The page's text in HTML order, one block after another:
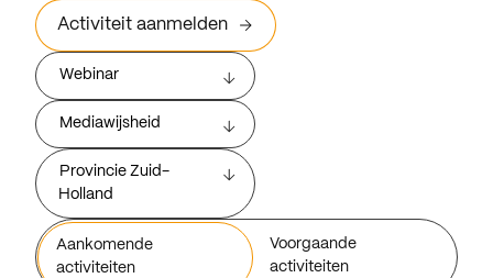
Activiteit aanmelden
Webinar
Mediawijsheid
Provincie Zuid-
Holland
Aankomende
activiteiten
Voorgaande
activiteiten